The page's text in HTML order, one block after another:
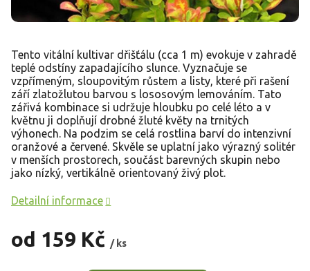
od 159 Kč / ks
Tento vitální kultivar dřišťálu (cca 1 m) evokuje v zahradě
teplé odstíny zapadajícího slunce. Vyznačuje se
vzpřímeným, sloupovitým růstem a listy, které při rašení
září zlatožlutou barvou s lososovým lemováním. Tato
zářivá kombinace si udržuje hloubku po celé léto a v
květnu ji doplňují drobné žluté květy na trnitých
výhonech. Na podzim se celá rostlina barví do intenzivní
oranžové a červené. Skvěle se uplatní jako výrazný solitér
v menších prostorech, součást barevných skupin nebo
jako nízký, vertikálně orientovaný živý plot.
Detailní informace